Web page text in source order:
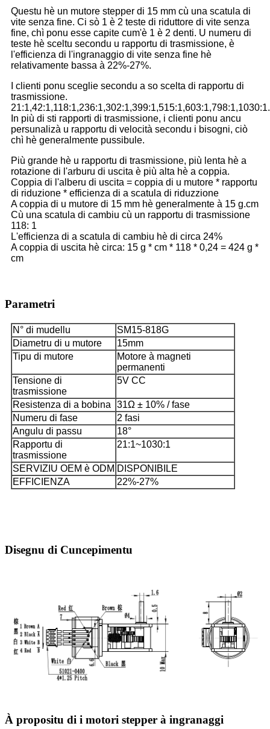
Questu hè un mutore stepper di 15 mm cù una scatula di
vite senza fine. Ci sò 1 è 2 teste di riduttore di vite senza
fine, chì ponu esse capite cum'è 1 è 2 denti. U numeru di
teste hè sceltu secondu u rapportu di trasmissione, è
l'efficienza di l'ingranaggio di vite senza fine hè
relativamente bassa à 22%-27%.
I clienti ponu sceglie secondu a so scelta di rapportu di
trasmissione.
21:1,42:1,118:1,236:1,302:1,399:1,515:1,603:1,798:1,1030:1.
In più di sti rapporti di trasmissione, i clienti ponu ancu
persunalizà u rapportu di velocità secondu i bisogni, ciò
chì hè generalmente pussibule.
Più grande hè u rapportu di trasmissione, più lenta hè a
rotazione di l'arburu di uscita è più alta hè a coppia.
Coppia di l'alberu di uscita = coppia di u mutore * rapportu
di riduzione * efficienza di a scatula di riduzzione
A coppia di u mutore di 15 mm hè generalmente à 15 g.cm
Cù una scatula di cambiu cù un rapportu di trasmissione
118: 1
L'efficienza di a scatula di cambiu hè di circa 24%
A coppia di uscita hè circa: 15 g * cm * 118 * 0,24 = 424 g *
cm
Parametri
N° di mudellu
SM15-818G
Diametru di u mutore
15mm
Tipu di mutore
Motore à magneti
permanenti
Tensione di
trasmissione
5V CC
Resistenza di a bobina
31Ω ± 10% / fase
Numeru di fase
2 fasi
Angulu di passu
18°
Rapportu di
trasmissione
21:1~1030:1
SERVIZIU OEM è ODM DISPONIBILE
EFFICIENZA
22%-27%
Disegnu di Cuncepimentu
À propositu di i motori stepper à ingranaggi